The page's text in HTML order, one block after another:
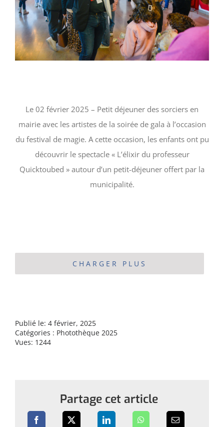
Le 02 février 2025 – Petit déjeuner des sorciers en
mairie avec les artistes de la soirée de gala à l’occasion
du festival de magie. A cette occasion, les enfants ont pu
découvrir le spectacle « L’élixir du professeur
Quicktoubed » autour d’un petit-déjeuner offert par la
municipalité.
CHARGER PLUS
Publié le: 4 février, 2025
Catégories : Photothèque 2025
Vues: 1244
Partage cet article